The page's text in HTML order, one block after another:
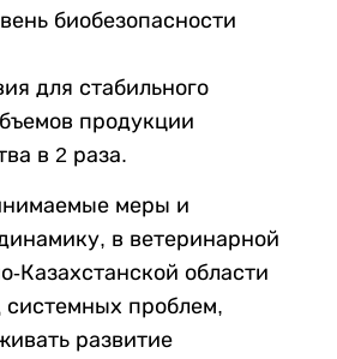
биобезопасности
для стабильного
продукции
в 2 раза.
меры и
в ветеринарной
Казахстанской области
системных проблем,
развитие